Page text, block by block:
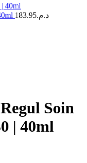
د.م.183.95
Soin
| 40ml